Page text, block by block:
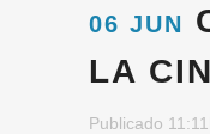
06 JUN
LA
Publicado